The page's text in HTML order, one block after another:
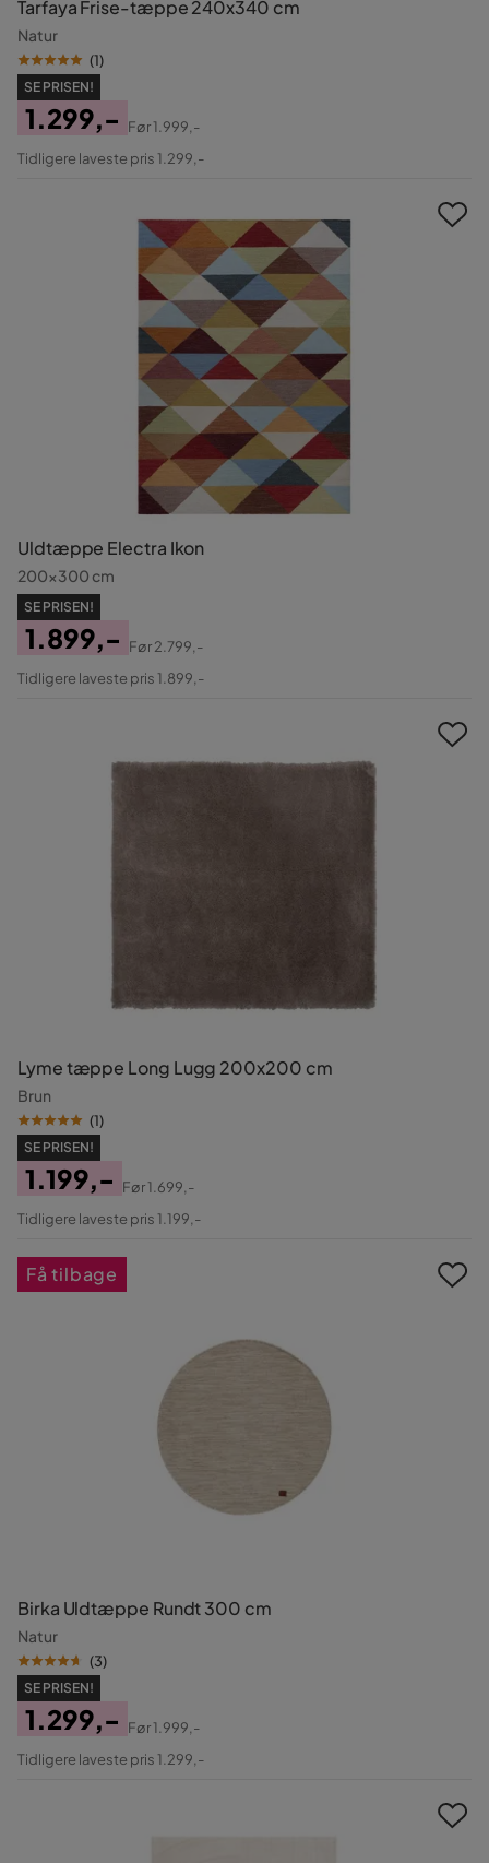
Tarfaya Frise-tæppe 240x340 cm
Natur
(1)
SE PRISEN!
Pris
1.299,-
Original
Før1.999,-
Tidligere laveste pris 1.299,-
Uldtæppe Electra Ikon
200x300 cm
SE PRISEN!
Pris
1.899,-
Original
Før2.799,-
Tidligere laveste pris 1.899,-
Lyme tæppe Long Lugg 200x200 cm
Brun
(1)
SE PRISEN!
Pris
1.199,-
Original
Før1.699,-
Tidligere laveste pris 1.199,-
Birka Uldtæppe Rundt 300 cm
Natur
(3)
SE PRISEN!
Pris
1.299,-
Original
Før1.999,-
Tidligere laveste pris 1.299,-
Få tilbage